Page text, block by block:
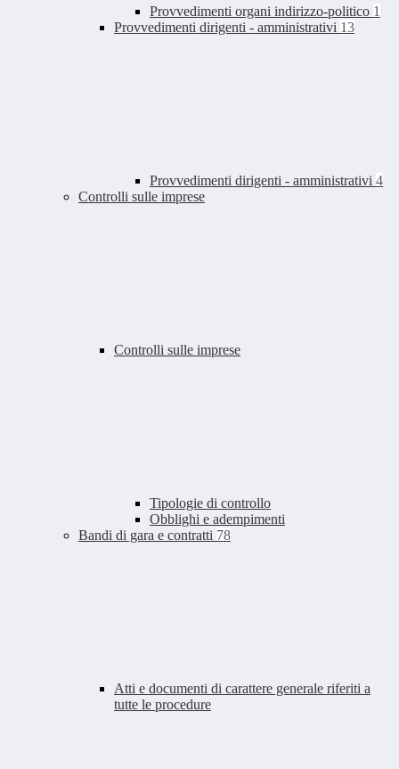
Provvedimenti organi indirizzo-politico 1
Provvedimenti dirigenti - amministrativi 13
Provvedimenti dirigenti - amministrativi 4
Controlli sulle imprese
Controlli sulle imprese
Tipologie di controllo
Obblighi e adempimenti
Bandi di gara e contratti 78
Atti e documenti di carattere generale riferiti a
tutte le procedure